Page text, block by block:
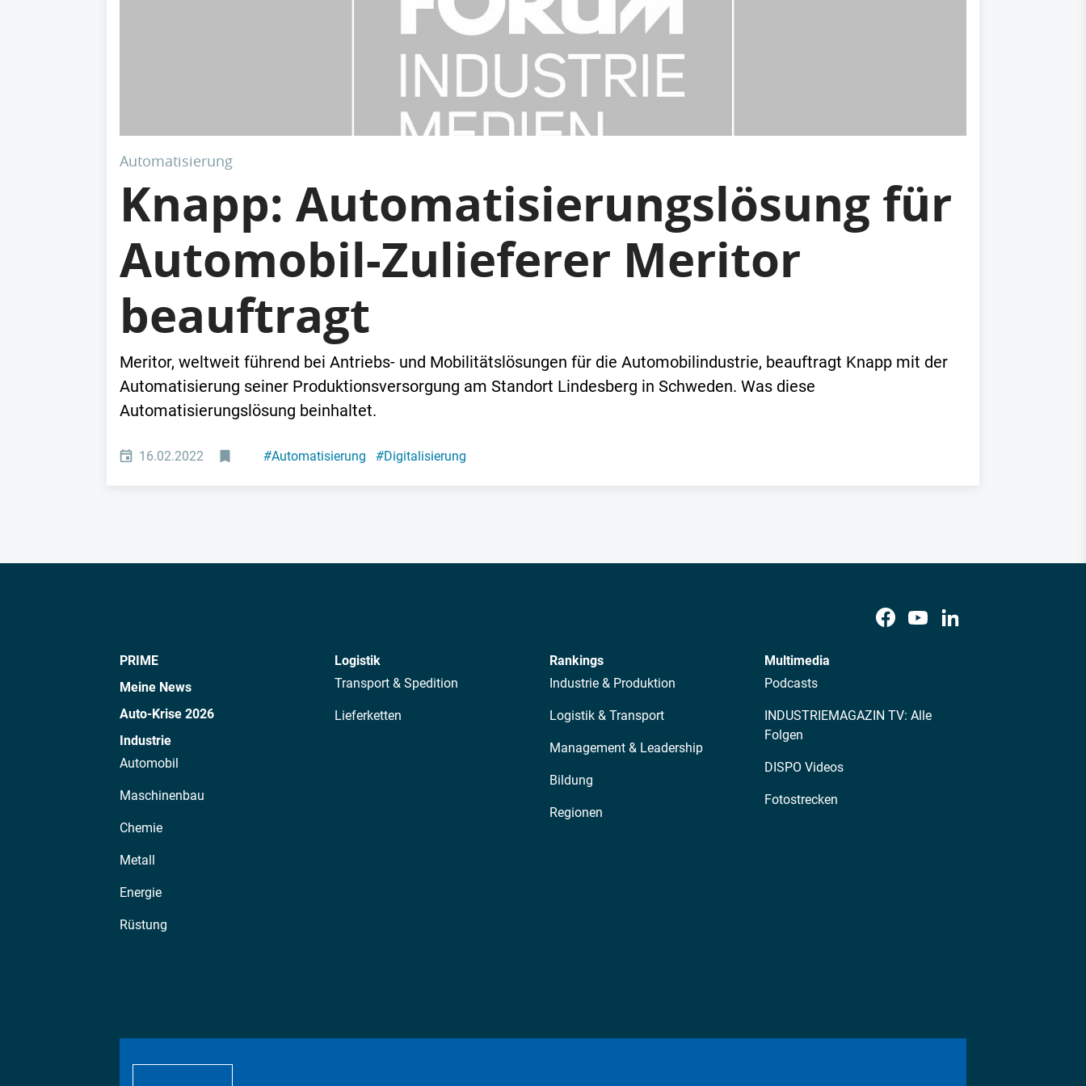
Automatisierung
Knapp: Automatisierungslösung für
Automobil-Zulieferer Meritor
beauftragt
Meritor, weltweit führend bei Antriebs- und Mobilitätslösungen für die Automobilindustrie, beauftragt Knapp mit der
Automatisierung seiner Produktionsversorgung am Standort Lindesberg in Schweden. Was diese
Automatisierungslösung beinhaltet.
16.02.2022 #Automatisierung #Digitalisierung
PRIME
Meine News
Auto-Krise 2026
Industrie
Automobil
Maschinenbau
Chemie
Metall
Energie
Rüstung
Logistik
Transport & Spedition
Lieferketten
Rankings
Industrie & Produktion
Logistik & Transport
Management & Leadership
Bildung
Regionen
Multimedia
Podcasts
INDUSTRIEMAGAZIN TV: Alle
Folgen
DISPO Videos
Fotostrecken